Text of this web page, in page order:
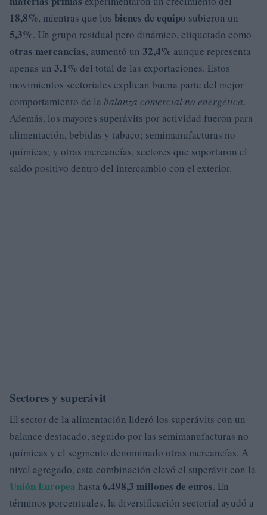
18,8%, mientras que los bienes de equipo subieron un
5,3%. Un grupo residual pero dinámico, etiquetado como
otras mercancías, aumentó un 32,4% aunque representa
apenas un 3,1% del total de las exportaciones. Estos
movimientos sectoriales explican buena parte del mejor
comportamiento de la balanza comercial no energética.
Además, los mayores superávits por actividad fueron para
alimentación, bebidas y tabaco; semimanufacturas no
químicas; y otras mercancías, sectores que soportaron el
saldo positivo dentro del intercambio con el exterior.
Sectores y superávit
El sector de la alimentación lideró los superávits con un
balance destacado, seguido por las semimanufacturas no
químicas y el segmento denominado otras mercancías. A
nivel agregado, esta combinación elevó el superávit con la
Unión Europea hasta 6.498,3 millones de euros. En
términos porcentuales, la diversificación sectorial ayudó a